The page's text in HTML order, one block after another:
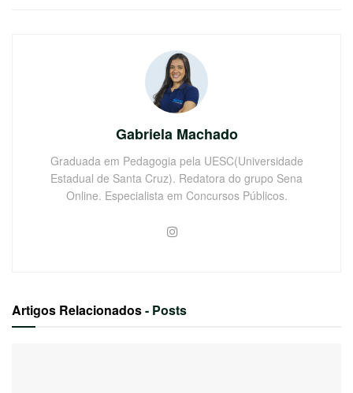
Gabriela Machado
Graduada em Pedagogia pela UESC(Universidade
Estadual de Santa Cruz). Redatora do grupo Sena
Online. Especialista em Concursos Públicos.
Artigos Relacionados- Posts